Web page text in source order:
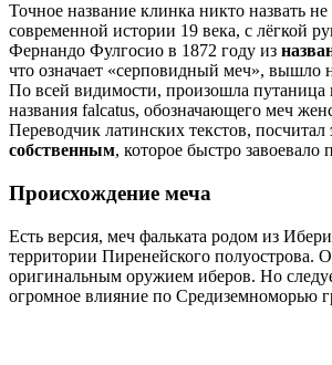
Точное название клинка никто назвать
современной истории 19 века, с лёгкой
Фернандо Фулгосио в 1872 году из
что означает «серповидный меч», вышло
По всей видимости, произошла путаница
названия falcatus, обозначающего меч
Переводчик латинских текстов, посчитал
собственным, которое быстро завоевало
Происхождение меча
Есть версия, меч фальката родом из
территории Пиренейского полуострова.
оригинальным оружием иберов. Но
огромное влияние по Средиземноморью